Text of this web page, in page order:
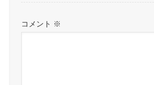
コメント ※